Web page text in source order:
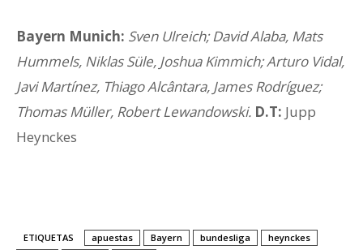
Bayern Munich: Sven Ulreich; David Alaba, Mats
Hummels, Niklas Süle, Joshua Kimmich; Arturo Vidal,
Javi Martínez, Thiago Alcântara, James Rodríguez;
Thomas Müller, Robert Lewandowski. D.T: Jupp
Heynckes
ETIQUETAS apuestas Bayern bundesliga
heynckes